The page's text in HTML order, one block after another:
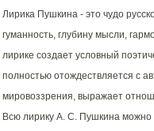
Лирика Пушкина - это чудо
гуманность, глубину мысли,
лирике создает условный
полностью отождествляется с
мировоззрения, выражает
Всю лирику А. С. Пушкина можно